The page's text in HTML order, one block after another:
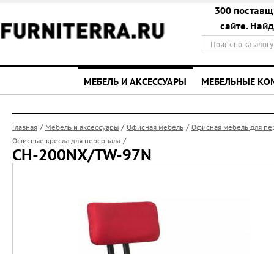
300
сайте.
МЕБЕЛЬ И АКСЕССУАРЫ МЕБЕЛЬНЫЕ
Главная / Мебель и аксессуары / Офисная мебель / Офисная мебель для
Офисные кресла для персонала /
CH-200NX/TW-97N